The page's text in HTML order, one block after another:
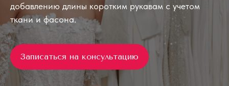
добавлению длины коротким рукавам с учетом
ткани и фасона.
Записаться на консультацию